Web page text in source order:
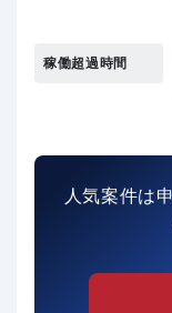
稼働超過時間
人気案件は